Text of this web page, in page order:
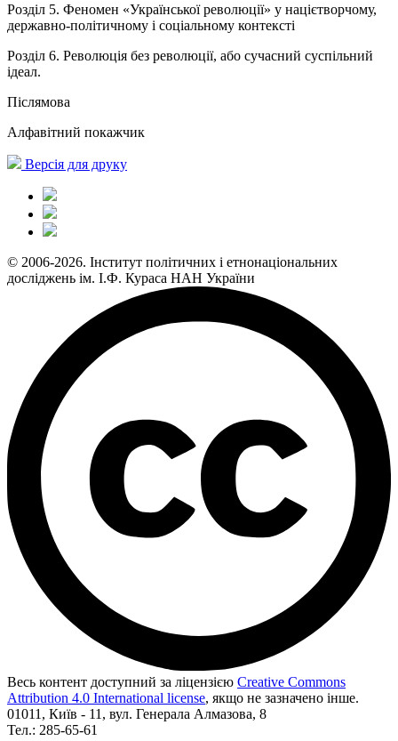
Розділ 5. Феномен «Української революції» у націєтворчому,
державно-політичному і соціальному контексті
Розділ 6. Революція без революції, або сучасний суспільний
ідеал.
Післямова
Алфавітний покажчик
Версія для друку
© 2006-2026. Інститут політичних і етнонаціональних
досліджень ім. І.Ф. Кураса НАН України
Весь контент доступний за ліцензією Creative Commons
Attribution 4.0 International license, якщо не зазначено інше.
01011, Київ - 11, вул. Генерала Алмазова, 8
Тел.: 285-65-61